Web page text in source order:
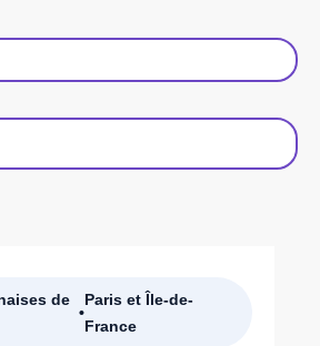
de
•
Paris et Île-de-
France